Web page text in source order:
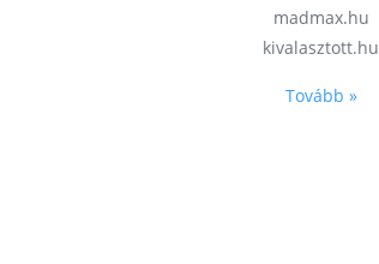
madmax.hu
kivalasztott.hu
Tovább »